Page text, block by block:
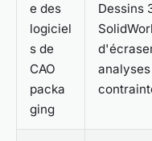
e des
logiciel
s de
CAO
packa
ging
Dessins